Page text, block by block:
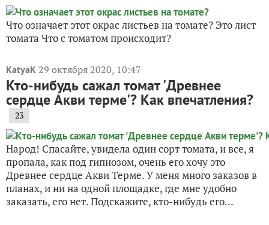
Что означает этот окрас листьев на томате? Это лист
томата Что с томатом происходит?
KatyaK 29 октября 2020, 10:47
Кто-нибудь сажал томат 'Древнее
сердце Акви терме'? Как впечатления?
23
Народ! Спасайте, увидела один сорт томата, и все, я
пропала, как под гипнозом, очень его хочу это
Древнее сердце Акви Терме. У меня много заказов в
планах, и ни на одной площадке, где мне удобно
заказать, его нет. Подскажите, кто-нибудь его...